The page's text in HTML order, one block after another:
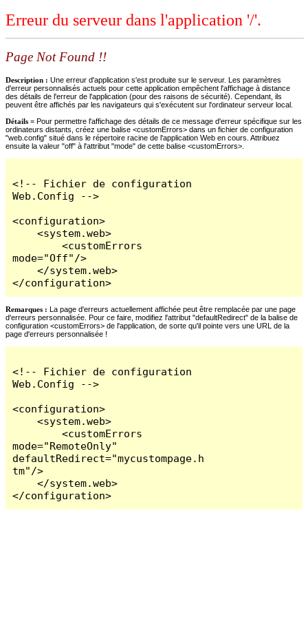
Erreur du serveur dans l'application '/'.
Page Not Found !!
Description : Une erreur d'application s'est produite sur le serveur. Les paramètres
d'erreur personnalisés actuels pour cette application empêchent l'affichage à distance
des détails de l'erreur de l'application (pour des raisons de sécurité). Cependant, ils
peuvent être affichés par les navigateurs qui s'exécutent sur l'ordinateur serveur local.
Détails = Pour permettre l'affichage des détails de ce message d'erreur spécifique sur les
ordinateurs distants, créez une balise <customErrors> dans un fichier de configuration
"web.config" situé dans le répertoire racine de l'application Web en cours. Attribuez
ensuite la valeur "off" à l'attribut "mode" de cette balise <customErrors>.
<!-- Fichier de configuration
Web.Config -->
<configuration>
    <system.web>
        <customErrors
mode="Off"/>
    </system.web>
</configuration>
Remarques : La page d'erreurs actuellement affichée peut être remplacée par une page
d'erreurs personnalisée. Pour ce faire, modifiez l'attribut "defaultRedirect" de la balise de
configuration <customErrors> de l'application, de sorte qu'il pointe vers une URL de la
page d'erreurs personnalisée !
<!-- Fichier de configuration
Web.Config -->
<configuration>
    <system.web>
        <customErrors
mode="RemoteOnly"
defaultRedirect="mycustompage.h
tm"/>
    </system.web>
</configuration>